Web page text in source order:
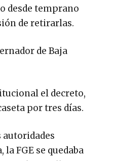
desde temprano
de retirarlas.
de Baja
el decreto,
por tres días.
autoridades
FGE se quedaba